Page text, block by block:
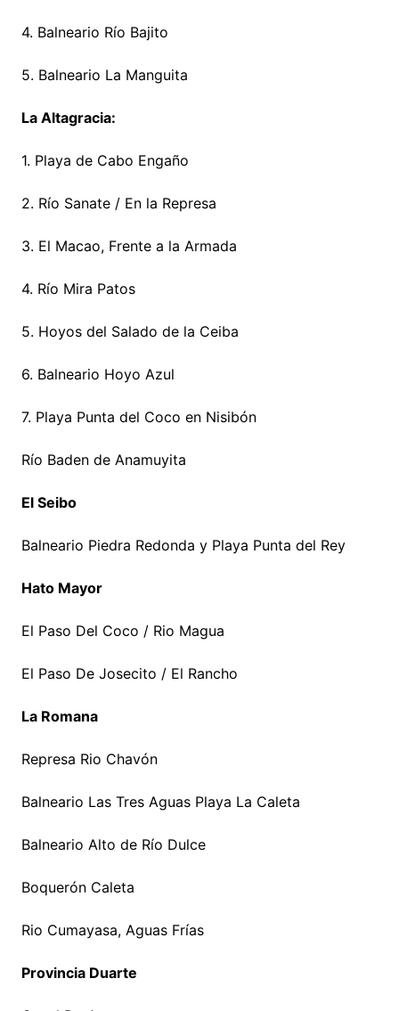
4. Balneario Río Bajito
5. Balneario La Manguita
La Altagracia:
1. Playa de Cabo Engaño
2. Río Sanate / En la Represa
3. El Macao, Frente a la Armada
4. Río Mira Patos
5. Hoyos del Salado de la Ceiba
6. Balneario Hoyo Azul
7. Playa Punta del Coco en Nisibón
Río Baden de Anamuyita
El Seibo
Balneario Piedra Redonda y Playa Punta del Rey
Hato Mayor
El Paso Del Coco / Rio Magua
El Paso De Josecito / El Rancho
La Romana
Represa Rio Chavón
Balneario Las Tres Aguas Playa La Caleta
Balneario Alto de Río Dulce
Boquerón Caleta
Rio Cumayasa, Aguas Frías
Provincia Duarte